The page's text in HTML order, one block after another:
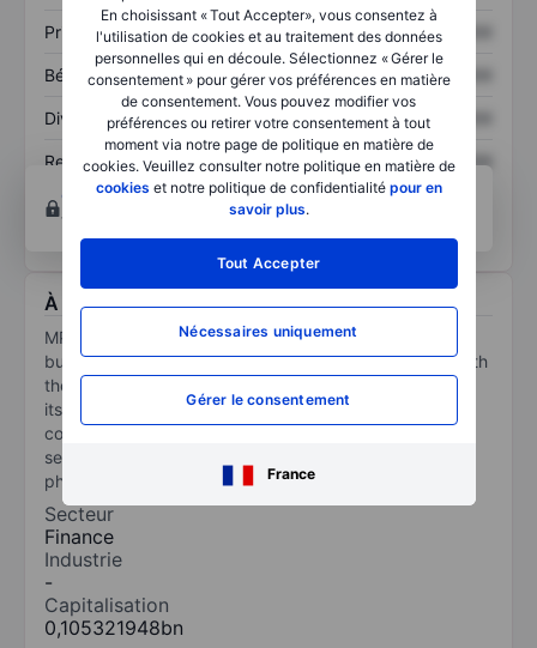
En choisissant « Tout Accepter», vous consentez à
l'utilisation de cookies et au traitement des données
personnelles qui en découle. Sélectionnez « Gérer le
consentement » pour gérer vos préférences en matière
de consentement. Vous pouvez modifier vos
préférences ou retirer votre consentement à tout
moment via notre page de politique en matière de
cookies. Veuillez consulter notre politique en matière de
cookies et notre politique de confidentialité pour en
savoir plus.
Tout Accepter
Nécessaires uniquement
Gérer le consentement
France
Prix / ventes XXXXXXX XXXXXXX
Bénéfice par action XXXXXXX XXXXXXX
Dividende par action XXXXXXX XXXXXXX
Rendement des
capitaux propres
XXXXXXX
XXXXXXX
Ouvrir un compte pour accéder à d’autres outils
techniques et d’analyses.
À propos MPH Health Care AG
MPH Health Care AG is an investment company. Its
business activities consist of investing in companies with
the goal of capital appreciation. The strategic focus of
its activities is on the acquisition and development of
companies and company shares, particularly in growth
segments of the healthcare market and the
pharmaceutical industry.
Secteur
Finance
Industrie
-
Capitalisation
0,105321948bn